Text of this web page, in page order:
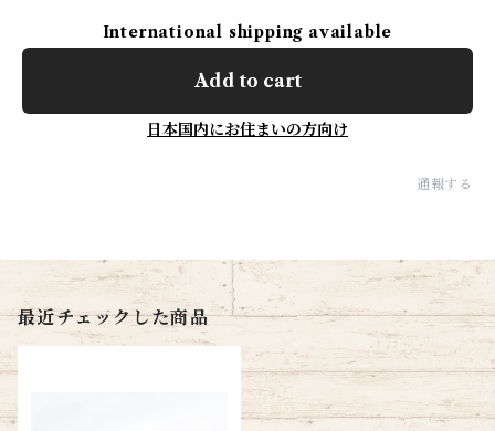
International shipping available
Add to cart
日本国内にお住まいの方向け
通報する
最近チェックした商品